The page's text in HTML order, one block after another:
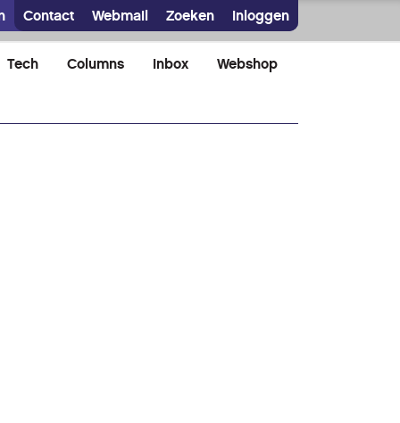
Contact Webmail Zoeken Inloggen
Tech Columns Inbox Webshop